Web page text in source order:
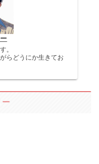
。
らどうにか生きてお
ー